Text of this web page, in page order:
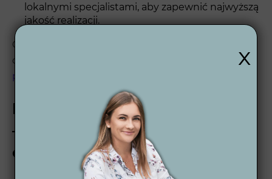
lokalnymi specjalistami, aby zapewnić najwyższą
jakość realizacji.
Chcesz dowiedzieć się więcej o tym w jaki sposób
działamy? Sprawdź jak przebiega dokładnie nasz
proces projektowania ogrodu
Projekt ogrodu w Krzepicach
– stwórz swój wymarzony
ogród z Wytwórnią Zieleni
x